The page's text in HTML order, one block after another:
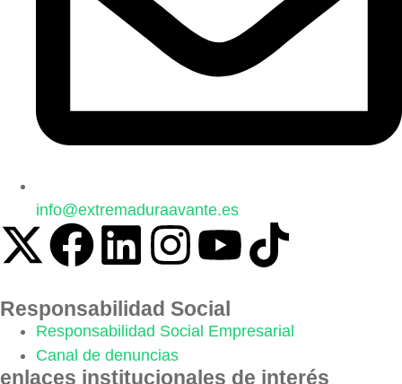
info@extremaduraavante.es
Responsabilidad Social
Responsabilidad Social Empresarial
Canal de denuncias
enlaces institucionales de interés